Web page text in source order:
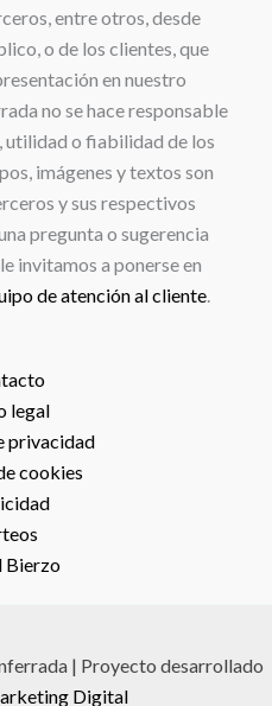
entre otros, desde
o de los clientes, que
en nuestro
no se hace responsable
utilidad o fiabilidad de los
imágenes y textos son
y sus respectivos
pregunta o sugerencia
invitamos a ponerse en
de atención al cliente.
legal
privacidad
cookies
Bierzo
| Proyecto desarrollado
Digital